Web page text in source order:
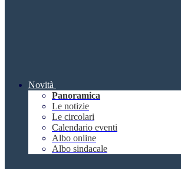
Novità
Panoramica
Le notizie
Le circolari
Calendario eventi
Albo online
Albo sindacale